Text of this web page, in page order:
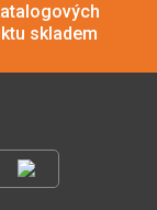
skladem